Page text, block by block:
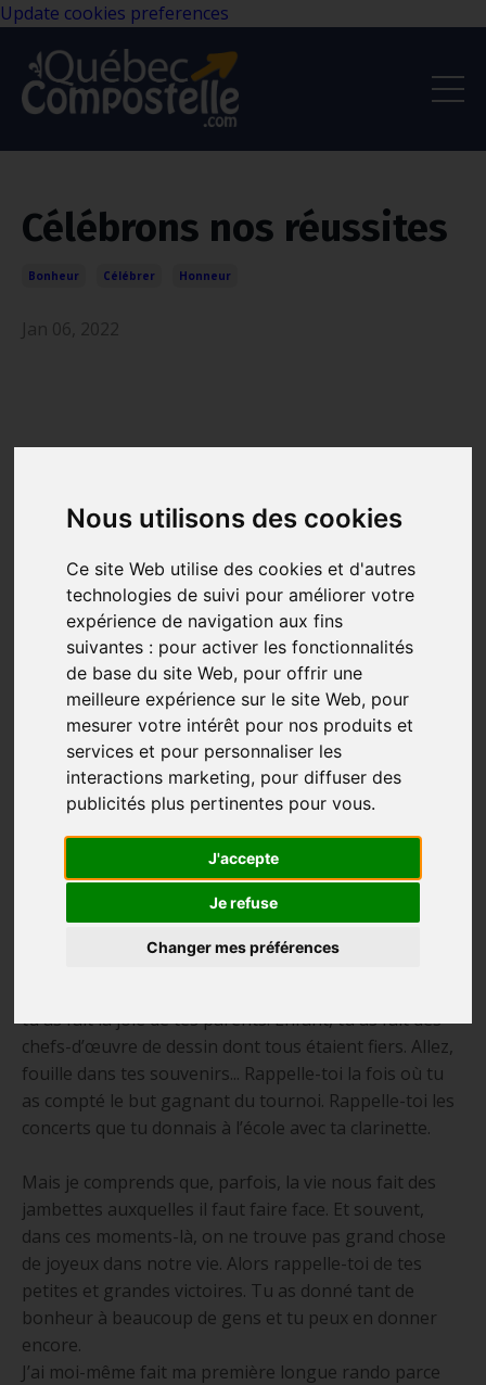
Nous utilisons des cookies
Ce site Web utilise des cookies et d'autres
technologies de suivi pour améliorer votre
expérience de navigation aux fins
suivantes : pour activer les fonctionnalités
de base du site Web, pour offrir une
meilleure expérience sur le site Web, pour
mesurer votre intérêt pour nos produits et
services et pour personnaliser les
interactions marketing, pour diffuser des
publicités plus pertinentes pour vous.
J'accepte
Je refuse
Changer mes préférences
Update cookies preferences
Célébrons nos réussites
Bonheur Célébrer Honneur
Jan 06, 2022
On est tellement des champions à se taper dessus
alors qu’on devrait célébrer 10 fois, 100 fois plus
nos réussites!
As-tu déjà remarqué que lorsque tu fais un bon coup
ou que quelqu’un te fait un compliment, ce bonheur
dure 3 secondes. On prend rarement le temps
ou qu’on vit un échec, on étire la douleur durant des
heures, des jours et parfois des semaines. On se traite
de con, stupide, gros, pas intelligent. STOP!
tu as fait la joie de tes parents. Enfant, tu as fait des
chefs-d’œuvre de dessin dont tous étaient fiers. Allez,
fouille dans tes souvenirs... Rappelle-toi la fois où tu
as compté le but gagnant du tournoi. Rappelle-toi les
concerts que tu donnais à l’école avec ta clarinette.
Mais je comprends que, parfois, la vie nous fait des
jambettes auxquelles il faut faire face. Et souvent,
dans ces moments-là, on ne trouve pas grand chose
de joyeux dans notre vie. Alors rappelle-toi de tes
petites et grandes victoires. Tu as donné tant de
bonheur à beaucoup de gens et tu peux en donner
encore.
J’ai moi-même fait ma première longue rando parce